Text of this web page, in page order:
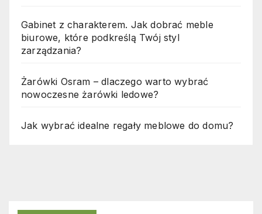
Gabinet z charakterem. Jak dobrać meble
biurowe, które podkreślą Twój styl
zarządzania?
Żarówki Osram – dlaczego warto wybrać
nowoczesne żarówki ledowe?
Jak wybrać idealne regały meblowe do domu?